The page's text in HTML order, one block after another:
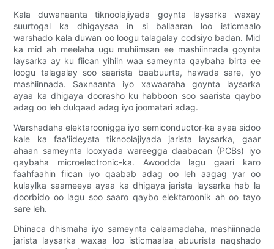
Kala duwanaanta tiknoolajiyada goynta laysarka waxay
suurtogal ka dhigaysaa in si ballaaran loo isticmaalo
warshado kala duwan oo loogu talagalay codsiyo badan. Mid
ka mid ah meelaha ugu muhiimsan ee mashiinnada goynta
laysarka ay ku fiican yihiin waa sameynta qaybaha birta ee
loogu talagalay soo saarista baabuurta, hawada sare, iyo
mashiinnada. Saxnaanta iyo xawaaraha goynta laysarka
ayaa ka dhigaya doorasho ku habboon soo saarista qaybo
adag oo leh dulqaad adag iyo joomatari adag.
Warshadaha elektaroonigga iyo semiconductor-ka ayaa sidoo
kale ka faa'iideysta tiknoolajiyada jarista laysarka, gaar
ahaan sameynta looxyada wareegga daabacan (PCBs) iyo
qaybaha microelectronic-ka. Awoodda lagu gaari karo
faahfaahin fiican iyo qaabab adag oo leh aagag yar oo
kulaylka saameeya ayaa ka dhigaya jarista laysarka hab la
doorbido oo lagu soo saaro qaybo elektaroonik ah oo tayo
sare leh.
Dhinaca dhismaha iyo sameynta calaamadaha, mashiinnada
jarista laysarka waxaa loo isticmaalaa abuurista naqshado